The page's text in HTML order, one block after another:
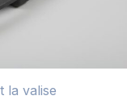
la valise